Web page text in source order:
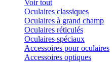
Voir tout
Oculaires classiques
Oculaires à grand champ
Oculaires réticulés
Oculaires spéciaux
Accessoires pour oculaires
Accessoires optiques